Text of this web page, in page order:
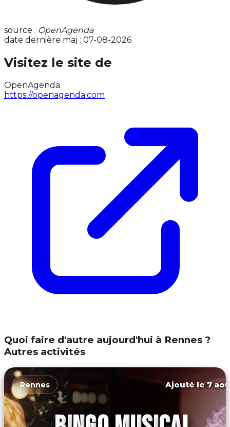
source : OpenAgenda
date dernière maj : 07-08-2026
Visitez le site de
OpenAgenda
https://openagenda.com
Quoi faire d'autre aujourd'hui à Rennes ?
Autres activités
Rennes Ajouté le 7